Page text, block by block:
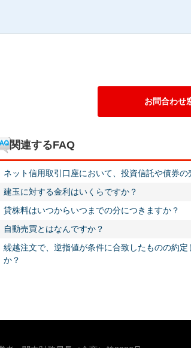
お問合わせ
関連するFAQ
ネット信用取引口座において、投資信託や債券
建玉に対する金利はいくらですか？
貸株料はいつからいつまでの分につきますか？
自動売買とはなんですか？
繰越注文で、逆指値が条件に合致したものの約
か？